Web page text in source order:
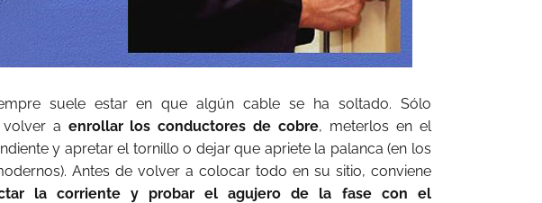
suele estar en que algún cable se ha soltado. Sólo
a enrollar los conductores de cobre, meterlos en el
y apretar el tornillo o dejar que apriete la palanca (en los
Antes de volver a colocar todo en su sitio, conviene
la corriente y probar el agujero de la fase con el